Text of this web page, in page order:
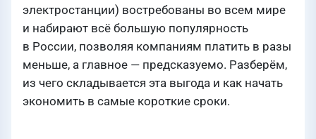
электростанции) востребованы во всем мире
и набирают всё большую популярность
в России, позволяя компаниям платить в разы
меньше, а главное — предсказуемо. Разберём,
из чего складывается эта выгода и как начать
экономить в самые короткие сроки.